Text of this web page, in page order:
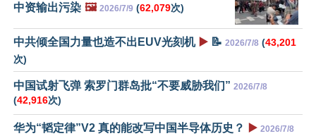
中资输出污染 🖼️ 2026/7/9 (62,079次)
中共倾全国力量也造不出EUV光刻机 ▶️ 📝 2026/7/8 (43,201
次)
中国试射飞弹 索罗门群岛批“不要威胁我们” 2026/7/8
(42,916次)
华为“韬定律”V2 真的能改写中国半导体历史？ ▶️ 2026/7/8